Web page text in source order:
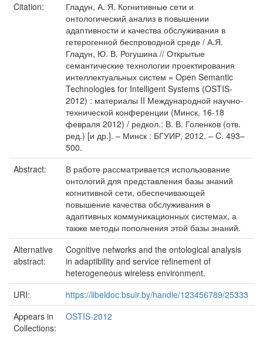
Citation:
Гладун, А. Я. Когнитивные сети и
онтологический анализ в повышении
адаптивности и качества обслуживания в
гетерогенной беспроводной среде / А.Я.
Гладун, Ю. В. Рогушина // Открытые
семантические технологии проектирования
интеллектуальных систем = Open Semantic
Technologies for Intelligent Systems (OSTIS-
2012) : материалы II Международной научно-
технической конференции (Минск, 16-18
февраля 2012) / редкол.: В. В. Голенков (отв.
ред.) [и др.]. – Минск : БГУИР, 2012. – C. 493–
500.
Abstract:
В работе рассматривается использование
онтологий для представления базы знаний
когнитивной сети, обеспечивающей
повышение качества обслуживания в
адаптивных коммуникационных системах, а
также методы пополнения этой базы знаний.
Alternative
abstract:
Cognitive networks and the ontological analysis
in adaptibility and service refinement of
heterogeneous wireless environment.
URI:
https://libeldoc.bsuir.by/handle/123456789/25333
Appears in
Collections:
OSTIS-2012